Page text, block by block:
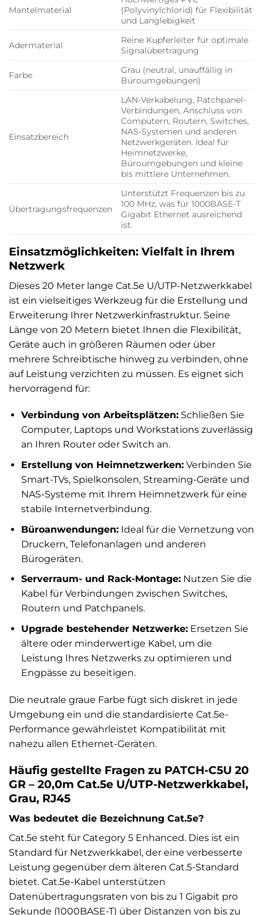
Mantelmaterial
(Polyvinylchlorid) für Flexibilität
und Langlebigkeit
Adermaterial
Reine Kupferleiter für optimale
Signalübertragung
Farbe
Grau (neutral, unauffällig in
Büroumgebungen)
Einsatzbereich
LAN-Verkabelung, Patchpanel-
Verbindungen, Anschluss von
Computern, Routern, Switches,
NAS-Systemen und anderen
Netzwerkgeräten. Ideal für
Heimnetzwerke,
Büroumgebungen und kleine
bis mittlere Unternehmen.
Übertragungsfrequenzen
Unterstützt Frequenzen bis zu
100 MHz, was für 1000BASE-T
Gigabit Ethernet ausreichend
ist.
Einsatzmöglichkeiten: Vielfalt in Ihrem
Netzwerk
Dieses 20 Meter lange Cat.5e U/UTP-Netzwerkkabel
ist ein vielseitiges Werkzeug für die Erstellung und
Erweiterung Ihrer Netzwerkinfrastruktur. Seine
Länge von 20 Metern bietet Ihnen die Flexibilität,
Geräte auch in größeren Räumen oder über
mehrere Schreibtische hinweg zu verbinden, ohne
auf Leistung verzichten zu müssen. Es eignet sich
hervorragend für:
Verbindung von Arbeitsplätzen:Schließen Sie
Computer, Laptops und Workstations zuverlässig
an Ihren Router oder Switch an.
Erstellung von Heimnetzwerken:Verbinden Sie
Smart-TVs, Spielkonsolen, Streaming-Geräte und
NAS-Systeme mit Ihrem Heimnetzwerk für eine
stabile Internetverbindung.
Büroanwendungen:Ideal für die Vernetzung von
Druckern, Telefonanlagen und anderen
Bürogeräten.
Serverraum- und Rack-Montage:Nutzen Sie die
Kabel für Verbindungen zwischen Switches,
Routern und Patchpanels.
Upgrade bestehender Netzwerke:Ersetzen Sie
ältere oder minderwertige Kabel, um die
Leistung Ihres Netzwerks zu optimieren und
Engpässe zu beseitigen.
Die neutrale graue Farbe fügt sich diskret in jede
Umgebung ein und die standardisierte Cat.5e-
Performance gewährleistet Kompatibilität mit
nahezu allen Ethernet-Geräten.
Häufig gestellte Fragen zu PATCH-C5U 20
GR – 20,0m Cat.5e U/UTP-Netzwerkkabel,
Grau, RJ45
Was bedeutet die Bezeichnung Cat.5e?
Cat.5e steht für Category 5 Enhanced. Dies ist ein
Standard für Netzwerkkabel, der eine verbesserte
Leistung gegenüber dem älteren Cat.5-Standard
bietet. Cat.5e-Kabel unterstützen
Datenübertragungsraten von bis zu 1 Gigabit pro
Sekunde (1000BASE-T) über Distanzen von bis zu